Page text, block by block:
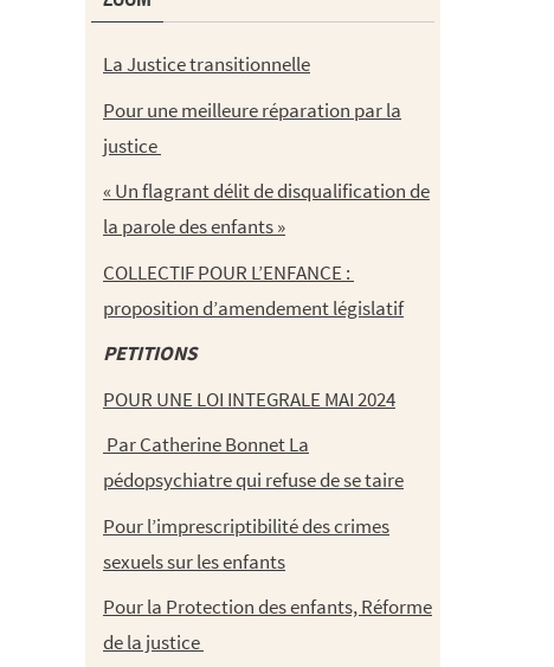
La Justice transitionnelle
Pour une meilleure réparation par la
justice
« Un flagrant délit de disqualification de
la parole des enfants »
COLLECTIF POUR L’ENFANCE :
proposition d’amendement législatif
PETITIONS
POUR UNE LOI INTEGRALE MAI 2024
Par Catherine Bonnet La
pédopsychiatre qui refuse de se taire
Pour l’imprescriptibilité des crimes
sexuels sur les enfants
Pour la Protection des enfants, Réforme
de la justice